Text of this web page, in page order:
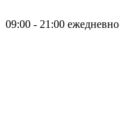
09:00 - 21:00 ежедневно